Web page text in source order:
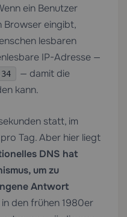
ein Benutzer
Browser eingibt,
lesbaren
IP-Adresse —
— damit die
kann.
statt, im
Tag. Aber hier liegt
DNS hat
um zu
Antwort
den frühen 1980er